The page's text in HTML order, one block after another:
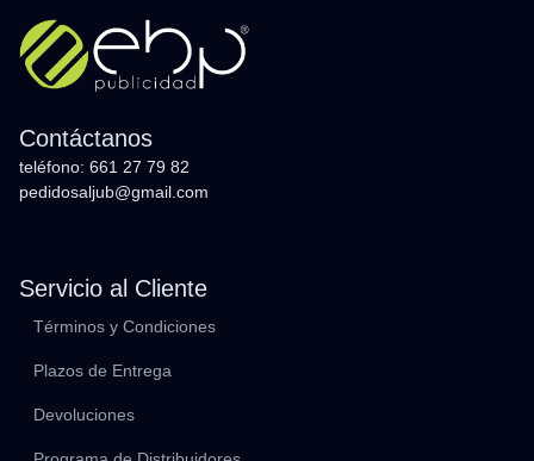
Contáctanos
teléfono: 661 27 79 82
pedidosaljub@gmail.com
Servicio al Cliente
Términos y Condiciones
Plazos de Entrega
Devoluciones